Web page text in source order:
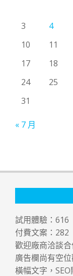
3
4
10
11
17
18
24
25
31
« 7 月
試用體驗： 616
付費文案： 282
歡迎廠商洽談
廣告欄尚有空
橫幅文字，